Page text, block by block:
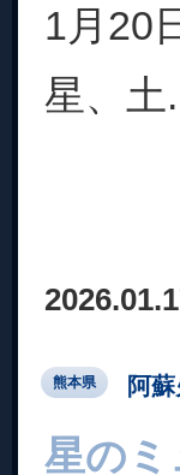
1月20
星、土
熊本県 阿
星のミ